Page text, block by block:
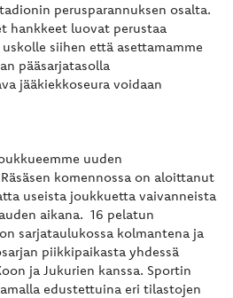
perusparannuksen osalta.
hankkeet luovat perustaa
siihen että asettamamme
pääsarjatasolla
jääkiekkoseura voidaan
uuden
komennossa on aloittanut
useista joukkuetta vaivanneista
aikana. 16 pelatun
sarjataulukossa kolmantena ja
piikkipaikasta yhdessä
ja Jukurien kanssa. Sportin
edustettuina eri tilastojen